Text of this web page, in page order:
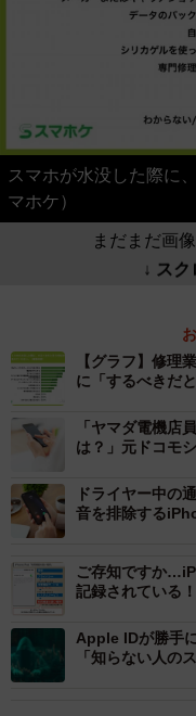
スマホが水没した際に
マホケ）
まだまだ画
↓ ス
【グラフ】修理
に「するべきだ
「ヤマダ電機店
は？」元ドコモ
ドライヤー中の
音を排除する
ご存知ですか
記録されている
Apple IDが勝手
「知らない人の